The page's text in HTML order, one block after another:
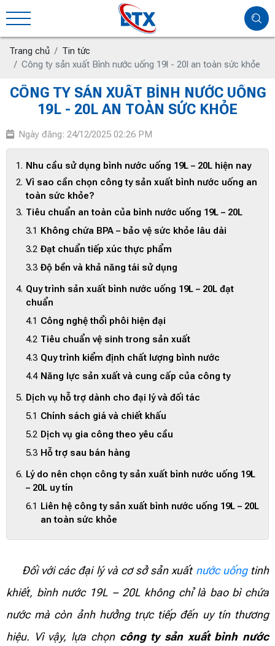
Trang chủ
Tin tức
Công ty sản xuất Bình nước uống 19l - 20l an toàn sức khỏe
CÔNG TY SẢN XUẤT BÌNH NƯỚC UỐNG
19L - 20L AN TOÀN SỨC KHỎE
Ngày đăng: 24/12/2025 02:26 PM
Nhu cầu sử dụng bình nước uống 19L – 20L hiện nay
Vì sao cần chọn công ty sản xuất bình nước uống an
toàn sức khỏe?
Tiêu chuẩn an toàn của bình nước uống 19L – 20L
Không chứa BPA – bảo vệ sức khỏe lâu dài
Đạt chuẩn tiếp xúc thực phẩm
Độ bền và khả năng tái sử dụng
Quy trình sản xuất bình nước uống 19L – 20L đạt
chuẩn
Công nghệ thổi phôi hiện đại
Tiêu chuẩn vệ sinh trong sản xuất
Quy trình kiểm định chất lượng bình nước
Năng lực sản xuất và cung cấp của công ty
Dịch vụ hỗ trợ dành cho đại lý và đối tác
Chính sách giá và chiết khấu
Dịch vụ gia công theo yêu cầu
Hỗ trợ sau bán hàng
Lý do nên chọn công ty sản xuất bình nước uống 19L
– 20L uy tín
Liên hệ công ty sản xuất bình nước uống 19L – 20L
an toàn sức khỏe
Đối với các đại lý và cơ sở sản xuất nước uốngtinh
khiết, bình nước 19L – 20L không chỉ là bao bì chứa
nước mà còn ảnh hưởng trực tiếp đến uy tín thương
hiệu. Vì vậy, lựa chọn công ty sản xuất bình nước